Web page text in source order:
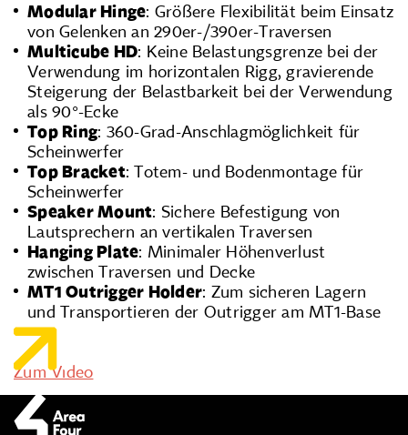
Modular Hinge: Größere Flexibilität beim Einsatz
von Gelenken an 290er-/390er-Traversen
Multicube HD: Keine Belastungsgrenze bei der
Verwendung im horizontalen Rigg, gravierende
Steigerung der Belastbarkeit bei der Verwendung
als 90°-Ecke
Top Ring: 360-Grad-Anschlagmöglichkeit für
Scheinwerfer
Top Bracket: Totem- und Bodenmontage für
Scheinwerfer
Speaker Mount: Sichere Befestigung von
Lautsprechern an vertikalen Traversen
Hanging Plate: Minimaler Höhenverlust
zwischen Traversen und Decke
MT1 Outrigger Holder: Zum sicheren Lagern
und Transportieren der Outrigger am MT1-Base
Zum Video